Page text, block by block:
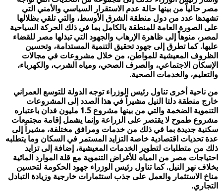
مصر حالياً من بينها حالة عدم الاستقرار السياسي والأمني التي
تشهدها عدد من دول منطقة الشرق الأوسط، والتي تلقي بظلالها
على الصورة العامة للمنطقة بالكامل بما في ذلك الحركة السياحية
لمصر، منوهاً إلى ظاهرة الإرهاب والجهود التي تبذلها مصر للقضاء
عليها. كما تطرق إلى جهود تحقيق التنمية المستدامة، وتحسين
الظروف المعيشية للمواطن، من خلال مشروعات في مجالات
الإسكان الاجتماعي، والصرف الصحي، ومياه الشرب، والكهرباء،
والتعليم، والخدمات الصحية.
من ناحية أخرى تناول رئيس الوزراء توجه الدولة للتوسع العمراني
خارج منطقة دلتا النيل مشيراً في هذا الصدد إلى المشروعات
التنموية الضخمة والتي من بينها مشروع 1.5 مليون فدان باعتباره
مشروع طموح لا يقتصر على الزراعة وإنما يشمل إقامة مجتمعات
سكنية جديدة بما في ذلك من خدمات ومرافق مختلفة، مشيراً إلى
عدة تحديات اقتصادية خاصة التزايد المستمر في السكان وما يتطلبه
ذلك من متطلبات لتطوير الخدمات المعيشية، إضافة إلى تزايد
احتياجات مصر من المياه للأغراض التنموية مع قلة الموارد المائية
بخلاف نهر النيل. كما تناول رئيس الوزراء جهود الحكومة لتحسين
مناخ الاستثمار والعمل على جذب استثمارات خارجية وزيادة التبادل
التجاري.